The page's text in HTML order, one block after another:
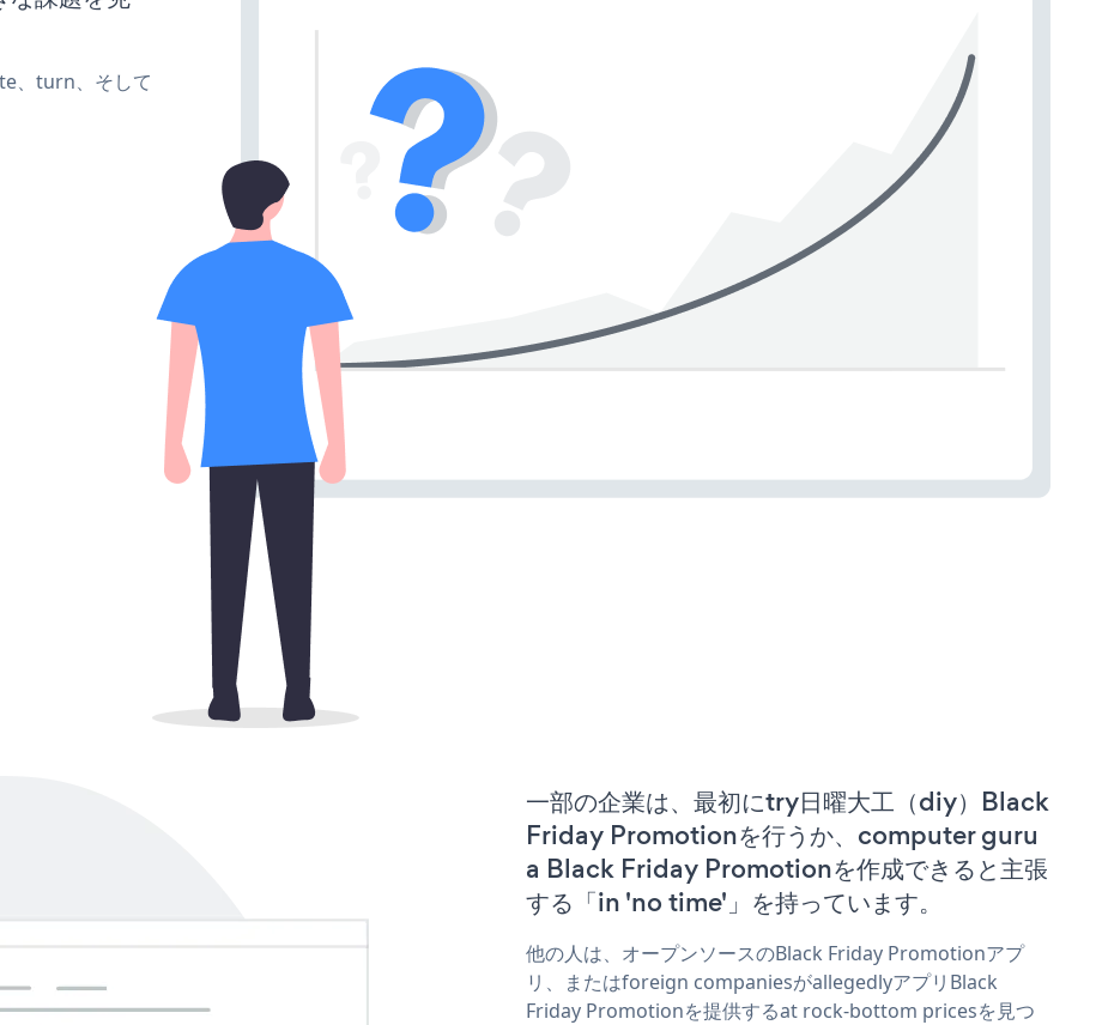
、turn、そして
一部の企業は、最初にtry日曜大工（diy）Black
Friday Promotionを行うか、computer guru
a Black Friday Promotionを作成できると主張
する「in 'no time'」を持っています。
他の人は、オープンソースのBlack Friday Promotionアプ
リ、またはforeign companiesがallegedlyアプリBlack
Friday Promotionを提供するat rock-bottom pricesを見つ